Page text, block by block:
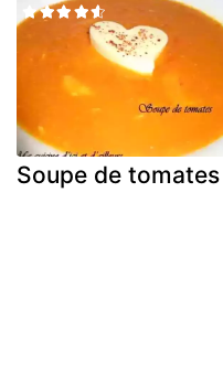
Soupe de tomates